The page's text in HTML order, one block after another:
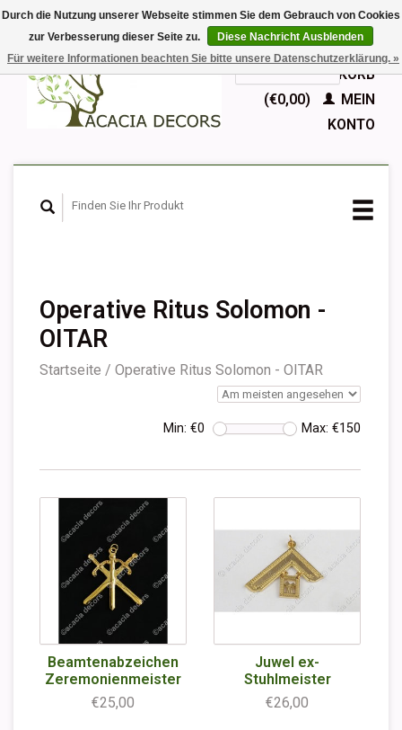
EUR
GBPDeutsch
Nederlands
English
IHR WARENKORB
(€0,00)
MEIN
KONTO
Operative Ritus Solomon -
OITAR
Startseite / Operative Ritus Solomon - OITAR
Min: €0 Max: €150
Beamtenabzeichen
Zeremonienmeister
€25,00
Juwel ex-
Stuhlmeister
€26,00
Durch die Nutzung unserer Webseite stimmen Sie dem Gebrauch von Cookies
zur Verbesserung dieser Seite zu.
Diese Nachricht Ausblenden
Für weitere Informationen beachten Sie bitte unsere Datenschutzerklärung. »